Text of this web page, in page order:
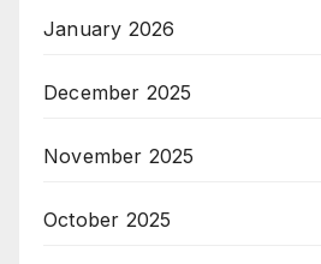
January 2026
December 2025
November 2025
October 2025